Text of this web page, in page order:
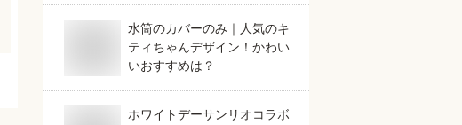
水筒のカバーのみ｜人気のキ
ティちゃんデザイン！かわい
いおすすめは？
ホワイトデーサンリオコラボ